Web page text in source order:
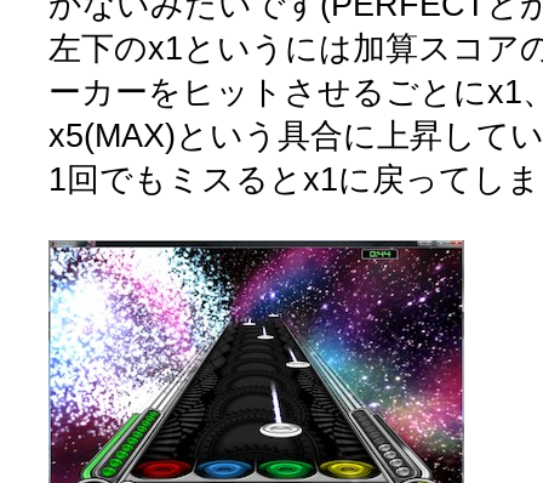
左下のx1というには加算スコア
ーカーをヒットさせるごとにx1
x5(MAX)という具合に上昇して
1回でもミスるとx1に戻ってし